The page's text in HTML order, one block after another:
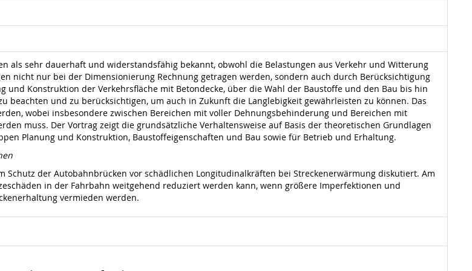
als sehr dauerhaft und widerstandsfähig bekannt, obwohl die Belastungen aus Verkehr und Witterung
nicht nur bei der Dimensionierung Rechnung getragen werden, sondern auch durch Berücksichtigung
Konstruktion der Verkehrsfläche mit Betondecke, über die Wahl der Baustoffe und den Bau bis hin
beachten und zu berücksichtigen, um auch in Zukunft die Langlebigkeit gewährleisten zu können. Das
wobei insbesondere zwischen Bereichen mit voller Dehnungsbehinderung und Bereichen mit
muss. Der Vortrag zeigt die grundsätzliche Verhaltensweise auf Basis der theoretischen Grundlagen
Planung und Konstruktion, Baustoffeigenschaften und Bau sowie für Betrieb und Erhaltung.
Schutz der Autobahnbrücken vor schädlichen Longitudinalkräften bei Streckenerwärmung diskutiert. Am
in der Fahrbahn weitgehend reduziert werden kann, wenn größere Imperfektionen und
vermieden werden.